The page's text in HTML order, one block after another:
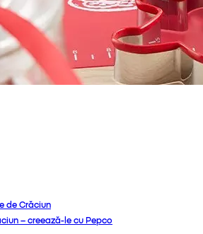
de Crăciun
– creează-le cu Pepco